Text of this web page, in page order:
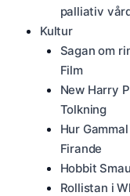
palliativ
Kultur
Sagan om
Film
New Harry
Tolkning
Hur
Firande
Hobbit
Rollistan i